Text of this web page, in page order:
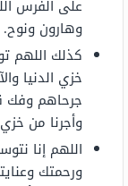
على الفرس
وهارون ونوح.
كذلك اللهم
خزي الدنيا
جرحاهم وفك
وأجرنا من
اللهم إنا
ورحمتك